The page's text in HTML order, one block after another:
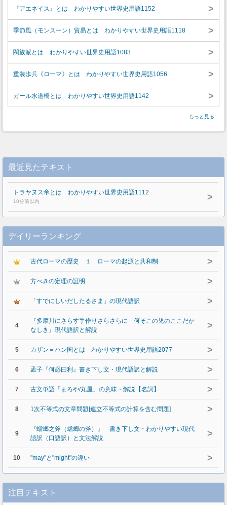
『アエネイス』とは わかりやすい世界史用語1152 >
季節風（モンスーン）貿易とは わかりやすい世界史用語1118 >
閥族派とは わかりやすい世界史用語1083 >
重装歩兵《ローマ》とは わかりやすい世界史用語1056 >
ガール水道橋とは わかりやすい世界史用語1142 >
もっと見る
最近見たテキスト
トラヤヌス帝とは わかりやすい世界史用語1112
10分前以内 >
デイリーランキング
古代ローマの歴史 １ ローマの起源と共和制 >
方べきの定理の証明 >
「すでにしいだしたるさま」の現代語訳 >
4
『多摩川にさらす手作りさらさらに 何そこの児のここだか
なしき』現代語訳と解説
>
5 カザン＝ハン国とは わかりやすい世界史用語2077 >
6 孟子『何必曰利』書き下し文・現代語訳と解説 >
7 古文単語「まろや/丸屋」の意味・解説【名詞】 >
8 1次不等式の文章問題[連立不等式の計算を含む問題] >
9
『蟷螂之斧（蟷螂の斧）』 書き下し文・わかりやすい現代
語訳（口語訳）と文法解説
>
10 "may"と"might"の違い >
注目テキスト